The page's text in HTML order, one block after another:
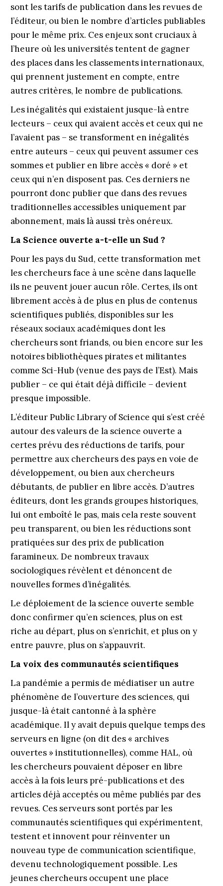
sont les tarifs de publication dans les revues de
l’éditeur, ou bien le nombre d’articles publiables
pour le même prix. Ces enjeux sont cruciaux à
l’heure où les universités tentent de gagner
des places dans les classements internationaux,
qui prennent justement en compte, entre
autres critères, le nombre de publications.
Les inégalités qui existaient jusque-là entre
lecteurs – ceux qui avaient accès et ceux qui ne
l’avaient pas – se transforment en inégalités
entre auteurs – ceux qui peuvent assumer ces
sommes et publier en libre accès « doré » et
ceux qui n’en disposent pas. Ces derniers ne
pourront donc publier que dans des revues
traditionnelles accessibles uniquement par
abonnement, mais là aussi très onéreux.
La Science ouverte a-t-elle un Sud ?
Pour les pays du Sud, cette transformation met
les chercheurs face à une scène dans laquelle
ils ne peuvent jouer aucun rôle. Certes, ils ont
librement accès à de plus en plus de contenus
scientifiques publiés, disponibles sur les
réseaux sociaux académiques dont les
chercheurs sont friands, ou bien encore sur les
notoires bibliothèques pirates et militantes
comme Sci-Hub (venue des pays de l’Est). Mais
publier – ce qui était déjà difficile – devient
presque impossible.
L’éditeur Public Library of Science qui s’est créé
autour des valeurs de la science ouverte a
certes prévu des réductions de tarifs, pour
permettre aux chercheurs des pays en voie de
développement, ou bien aux chercheurs
débutants, de publier en libre accès. D’autres
éditeurs, dont les grands groupes historiques,
lui ont emboîté le pas, mais cela reste souvent
peu transparent, ou bien les réductions sont
pratiquées sur des prix de publication
faramineux. De nombreux travaux
sociologiques révèlent et dénoncent de
nouvelles formes d’inégalités.
Le déploiement de la science ouverte semble
donc confirmer qu’en sciences, plus on est
riche au départ, plus on s’enrichit, et plus on y
entre pauvre, plus on s’appauvrit.
La voix des communautés scientifiques
La pandémie a permis de médiatiser un autre
phénomène de l’ouverture des sciences, qui
jusque-là était cantonné à la sphère
académique. Il y avait depuis quelque temps des
serveurs en ligne (on dit des « archives
ouvertes » institutionnelles), comme HAL, où
les chercheurs pouvaient déposer en libre
accès à la fois leurs pré-publications et des
articles déjà acceptés ou même publiés par des
revues. Ces serveurs sont portés par les
communautés scientifiques qui expérimentent,
testent et innovent pour réinventer un
nouveau type de communication scientifique,
devenu technologiquement possible. Les
jeunes chercheurs occupent une place